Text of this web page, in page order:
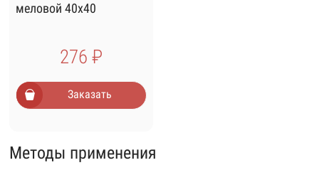
меловой 40х40
276 ₽
Заказать
Методы применения